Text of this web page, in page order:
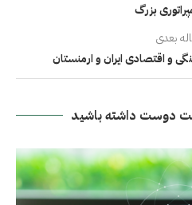
بزرگ
بعدی
و اقتصادی ایران و ارمنستان
دوست داشته باشید